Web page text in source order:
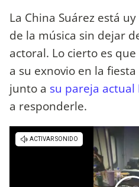
La China Suárez está
de la música sin dejar
actoral. Lo cierto es
a su exnovio en la
junto a su pareja actual
a responderle.